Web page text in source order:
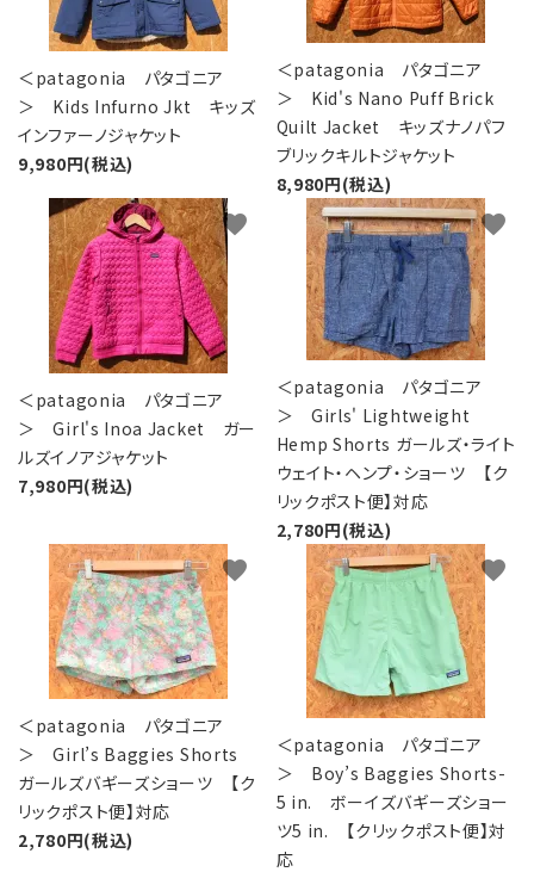
INFORMATION
ACCOUNT MENU
ようこそ ゲスト 様
meeting_room ログイン 新規会員登録
＜patagonia パタゴニア
＞ Kids Infurno Jkt キッズ
インファーノジャケット
9,980円(税込)
＜patagonia パタゴニア
＞ Kid's Nano Puff Brick
Quilt Jacket キッズナノパフ
ブリックキルトジャケット
8,980円(税込)
＜patagonia パタゴニア
＞ Girl's Inoa Jacket ガー
ルズイノアジャケット
7,980円(税込)
favorite
＜patagonia パタゴニア
＞ Girls' Lightweight
Hemp Shorts ガールズ・ライト
ウェイト・ヘンプ・ショーツ 【ク
リックポスト便】対応
2,780円(税込)
favorite
＜patagonia パタゴニア
＞ Girl’s Baggies Shorts
ガールズバギーズショーツ 【ク
リックポスト便】対応
2,780円(税込)
favorite
＜patagonia パタゴニア
＞ Boy’s Baggies Shorts-
5 in. ボーイズバギーズショー
ツ5 in. 【クリックポスト便】対
応
favorite